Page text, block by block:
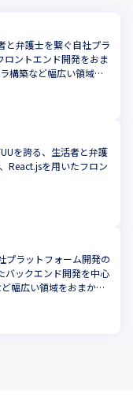
と弁護士を繋ぐ自社プラ
ロントエンド開発をおま
構築など幅広い領域に
を誇る、生活者と弁護
React.jsを用いたフロン
プラットフォーム開発の
バックエンド開発を中心
幅広い領域をおまかせ